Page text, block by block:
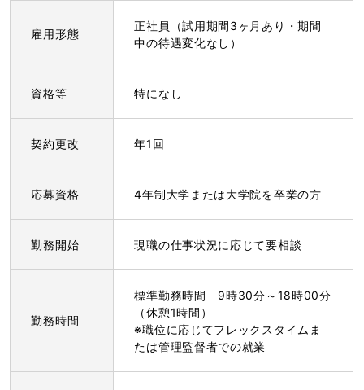
雇用形態
正社員（試用期間3ヶ月あり・期間
中の待遇変化なし）
資格等 特になし
契約更改 年1回
応募資格 4年制大学または大学院を卒業の方
勤務開始 現職の仕事状況に応じて要相談
勤務時間
標準勤務時間 9時30分～18時00分
（休憩1時間）
※職位に応じてフレックスタイムま
たは管理監督者での就業